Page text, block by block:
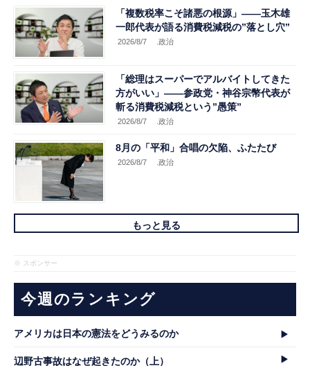
「複数税率こそ諸悪の根源」――玉木雄
一郎代表が語る消費税減税の”落とし穴”
2026/8/7 .政治
「総理はスーパーでアルバイトしてきた
方がいい」――参政党・神谷宗幣代表が
斬る消費税減税という”愚策”
2026/8/7 .政治
8月の「平和」合唱の欠陥、ふたたび
2026/8/7 .政治
もっと見る
※ スポンサー
今週のランキング
アメリカは日本の憲法をどうみるのか
辺野古事故はなぜ起きたのか（上）